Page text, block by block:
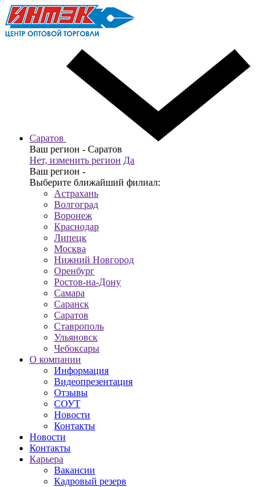
Саратов
Ваш регион - Саратов
Нет, изменить регион Да
Ваш регион -
Выберите ближайший филиал:
Астрахань
Волгоград
Воронеж
Краснодар
Липецк
Москва
Нижний Новгород
Оренбург
Ростов-на-Дону
Самара
Саранск
Саратов
Ставрополь
Ульяновск
Чебоксары
О компании
Информация
Видеопрезентация
Отзывы
СОУТ
Новости
Контакты
Новости
Контакты
Карьера
Вакансии
Кадровый резерв